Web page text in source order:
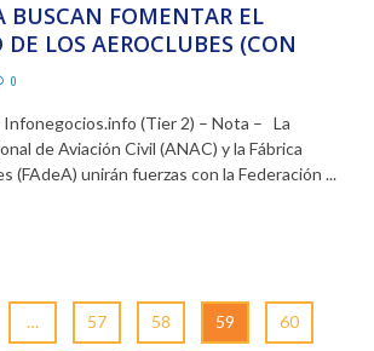
BUSCAN FOMENTAR EL
LOS AEROCLUBES (CON
LOW COST)
0
(Tier 2) – Nota – La
de Aviación Civil (ANAC) y la Fábrica
(FAdeA) unirán fuerzas con la Federación ...
… 57 58 59 60